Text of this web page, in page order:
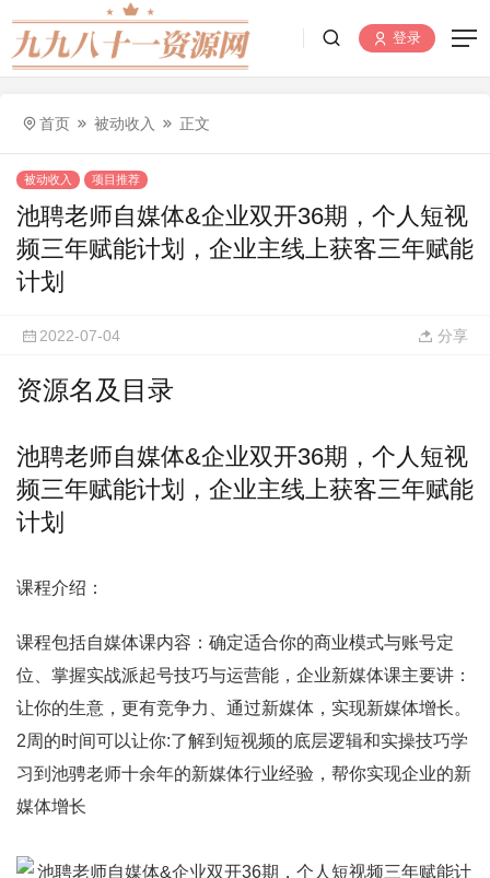
登录
首页 被动收入 正文
被动收入 项目推荐
池聘老师自媒体&企业双开36期，个人短视
频三年赋能计划，企业主线上获客三年赋能
计划
2022-07-04 分享
资源名及目录
池聘老师自媒体&企业双开36期，个人短视
频三年赋能计划，企业主线上获客三年赋能
计划
课程介绍：
课程包括自媒体课内容：确定适合你的商业模式与账号定
位、掌握实战派起号技巧与运营能，企业新媒体课主要讲：
让你的生意，更有竞争力、通过新媒体，实现新媒体增长。
2周的时间可以让你:了解到短视频的底层逻辑和实操技巧学
习到池骋老师十余年的新媒体行业经验，帮你实现企业的新
媒体增长